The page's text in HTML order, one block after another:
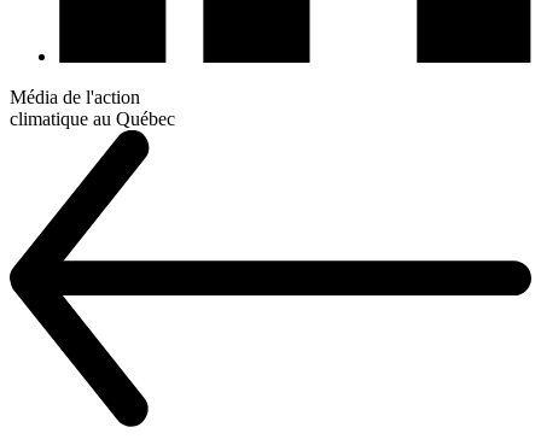
Média de l'action
climatique au Québec